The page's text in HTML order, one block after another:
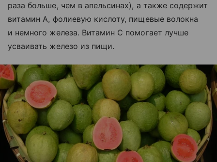
раза больше, чем в апельсинах), а также содержит
витамин А, фолиевую кислоту, пищевые волокна
и немного железа. Витамин С помогает лучше
усваивать железо из пищи.